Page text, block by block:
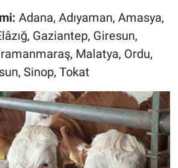
Adana, Adıyaman, Amasya,
Gaziantep, Giresun,
Malatya, Ordu,
Sinop, Tokat